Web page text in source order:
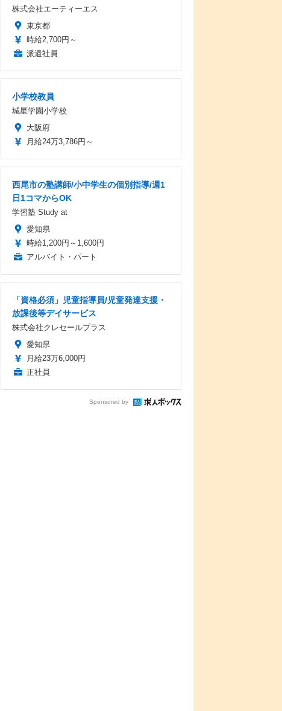
株式会社エーティーエス
東京都
時給2,700円～
派遣社員
小学校教員
城星学園小学校
大阪府
月給24万3,786円～
西尾市の塾講師/小中学生の個別指導/週1
日1コマからOK
学習塾 Study at
愛知県
時給1,200円～1,600円
アルバイト・パート
「資格必須」児童指導員/児童発達支援・
放課後等デイサービス
株式会社クレセールプラス
愛知県
月給23万6,000円
正社員
Sponsored by